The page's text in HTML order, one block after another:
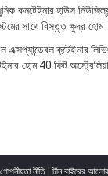
কনটেইনার হাউস
সাথে বিস্তৃত ক্ষুদ্র হোম
এক্সপ্যান্ডেবল কন্টেইনার
হোম 40 ফিট
গোপনীয়তা নীতি| চীন বাইরের